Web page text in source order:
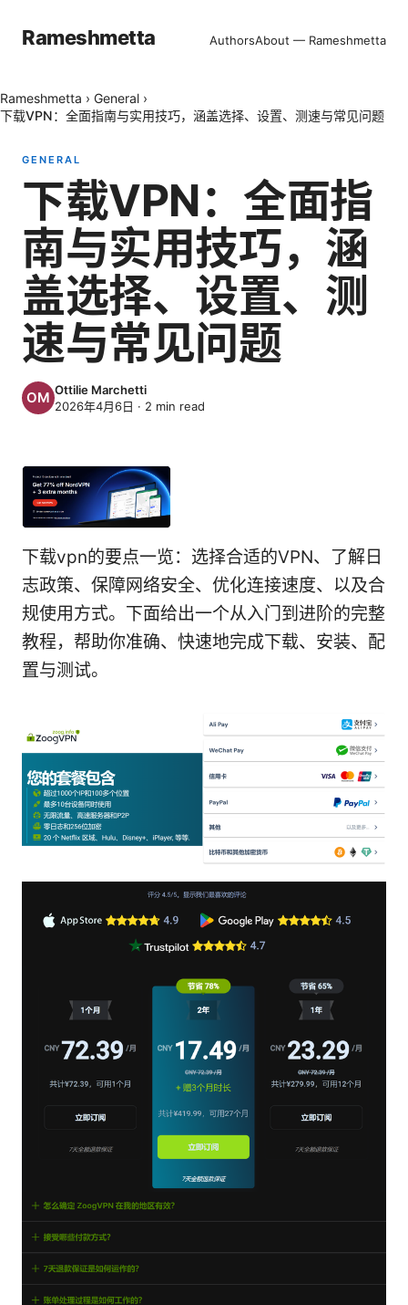
Rameshmetta AuthorsAbout — Rameshmetta
Rameshmetta › General ›
下载VPN：全面指南与实用技巧，涵盖选择、设置、测速与常见问题
GENERAL
下载VPN：全面指
南与实用技巧，涵
盖选择、设置、测
速与常见问题
Ottilie Marchetti
2026年4月6日 · 2 min read
下载vpn的要点一览：选择合适的VPN、了解日
志政策、保障网络安全、优化连接速度、以及合
规使用方式。下面给出一个从入门到进阶的完整
教程，帮助你准确、快速地完成下载、安装、配
置与测试。